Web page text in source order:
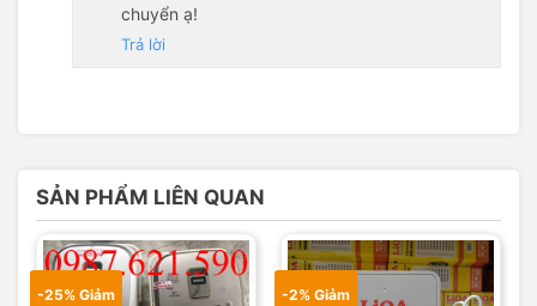
chuyển ạ!
Trả lời
SẢN PHẨM LIÊN QUAN
-25% Giảm -2% Giảm